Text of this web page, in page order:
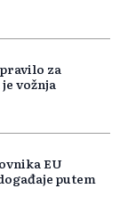
za
vožnja
EU
putem